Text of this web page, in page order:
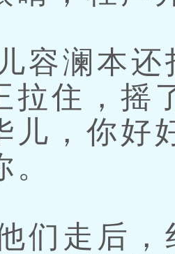
澜本还
拉住，摇
儿，你好
走后，